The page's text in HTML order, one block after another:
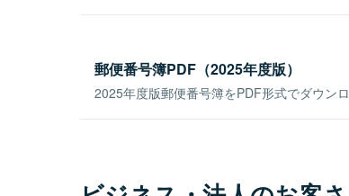
郵便番号簿PDF（2025年度版）
2025年度版郵便番号簿をPDF形式でダウンロ